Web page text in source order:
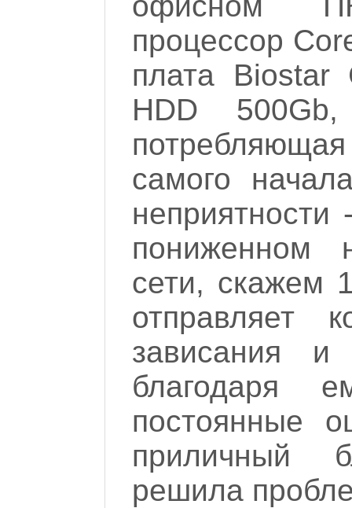
процессор
плата
HDD 500Gb,
самого
пониженном
сети, скажем
отправляет
зависания
благодаря
постоянные
приличный
решила